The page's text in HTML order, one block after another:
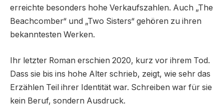
erreichte besonders hohe Verkaufszahlen. Auch „The
Beachcomber“ und „Two Sisters“ gehören zu ihren
bekanntesten Werken.
Ihr letzter Roman erschien 2020, kurz vor ihrem Tod.
Dass sie bis ins hohe Alter schrieb, zeigt, wie sehr das
Erzählen Teil ihrer Identität war. Schreiben war für sie
kein Beruf, sondern Ausdruck.